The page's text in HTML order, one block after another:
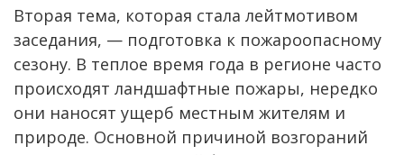
Вторая тема, которая стала лейтмотивом
заседания, — подготовка к пожароопасному
сезону. В теплое время года в регионе часто
происходят ландшафтные пожары, нередко
они наносят ущерб местным жителям и
природе. Основной причиной возгораний